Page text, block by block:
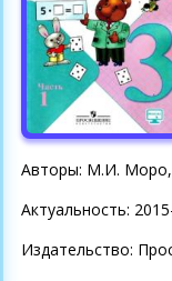
Авторы: М.И. Моро,
Актуальность:
Издательство: